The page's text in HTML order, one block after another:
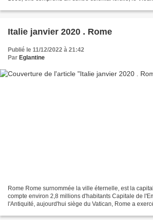
Italie janvier 2020 . Rome
Publié le 11/12/2022 à 21:42
Par Eglantine
Rome Rome surnommée la ville éternelle, est la
compte environ 2,8 millions d'habitants Capitale de
l'Antiquité, aujourd'hui siège du Vatican, Rome a